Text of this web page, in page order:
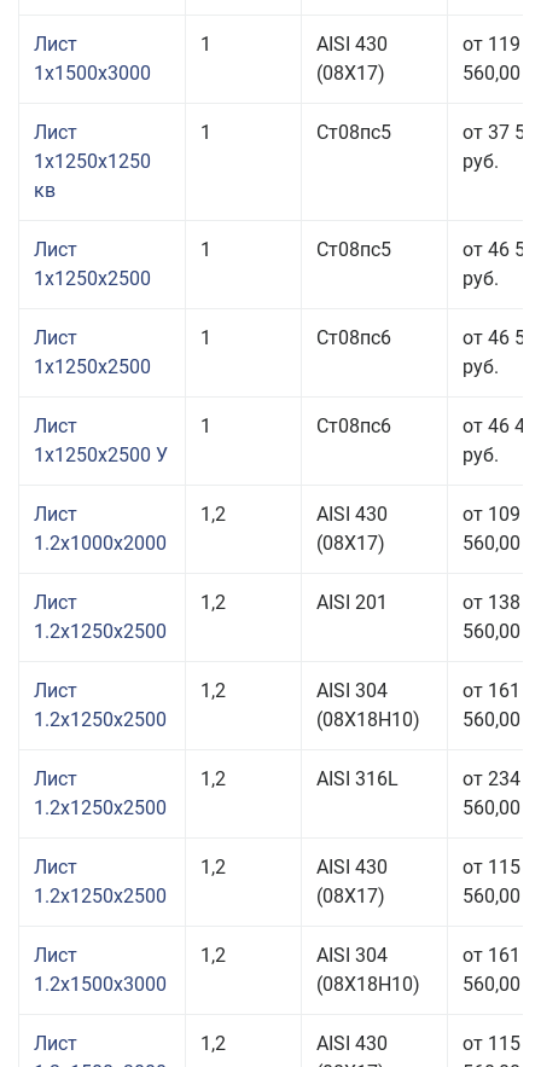
Лист
1x1500x3000
1
AISI 430
(08Х17)
от 119
560,00
Лист
1x1250x1250
кв
1 Ст08пс5
от 37
руб.
Лист
1x1250x2500
1 Ст08пс5
от 46
руб.
Лист
1x1250x2500
1 Ст08пс6
от 46
руб.
Лист
1x1250x2500 У
1 Ст08пс6
от 46
руб.
Лист
1.2x1000x2000
1,2
AISI 430
(08Х17)
от 109
560,00
Лист
1.2x1250x2500
1,2 AISI 201
от 138
560,00
Лист
1.2x1250x2500
1,2
AISI 304
(08Х18Н10)
от 161
560,00
Лист
1.2x1250x2500
1,2 AISI 316L
от 234
560,00
Лист
1.2x1250x2500
1,2
AISI 430
(08Х17)
от 115
560,00
Лист
1.2x1500x3000
1,2
AISI 304
(08Х18Н10)
от 161
560,00
Лист
1,2
AISI 430
от 115